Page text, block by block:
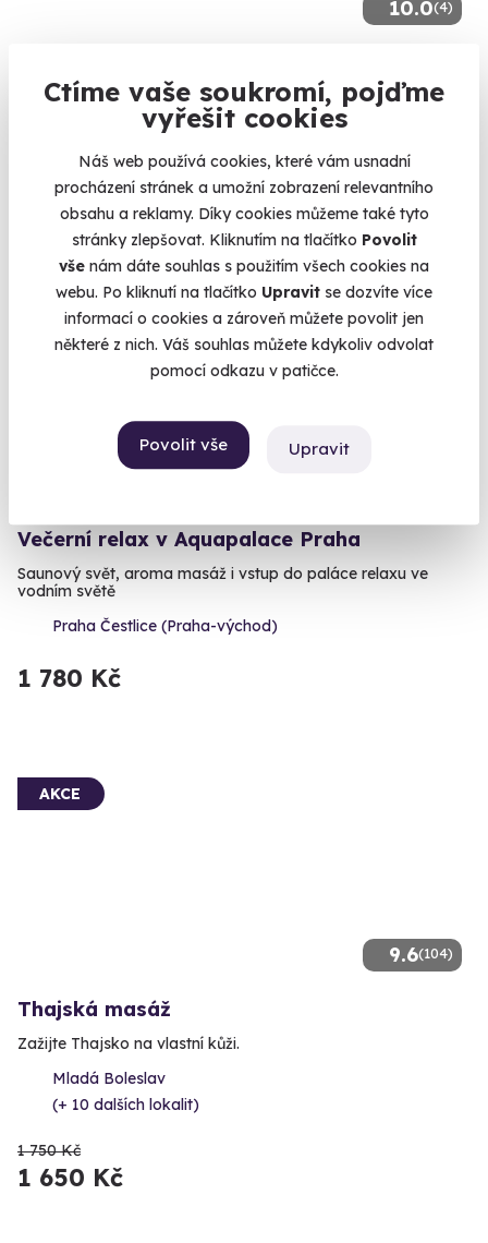
Ctíme vaše soukromí, pojďme
vyřešit cookies
Náš web používá cookies, které vám usnadní
procházení stránek a umožní zobrazení relevantního
obsahu a reklamy. Díky cookies můžeme také tyto
stránky zlepšovat. Kliknutím na tlačítko Povolit
vše nám dáte souhlas s použitím všech cookies na
webu. Po kliknutí na tlačítko Upravit se dozvíte více
informací o cookies a zároveň můžete povolit jen
některé z nich. Váš souhlas můžete kdykoliv odvolat
pomocí odkazu v patičce.
Povolit vše Upravit
10.0(4)
světa
Chvíle klidu a regenerace jen pro vás.
Praha Čestlice (Praha-východ)
1 790 Kč
Novinka
Večerní relax v Aquapalace Praha
Saunový svět, aroma masáž i vstup do paláce relaxu ve
vodním světě
Praha Čestlice (Praha-východ)
1 780 Kč
9.6(104)
AKCE
Thajská masáž
Zažijte Thajsko na vlastní kůži.
Mladá Boleslav
(+ 10 dalších lokalit)
1 750 Kč
1 650 Kč